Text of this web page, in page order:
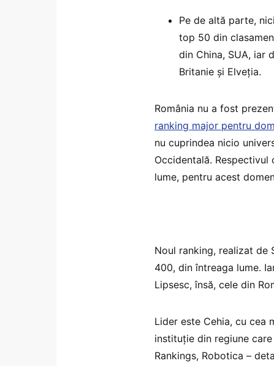
Pe de altă parte,
top 50 din
din China, SUA, iar
Britanie și Elveția.
România nu a fost
ranking major pentru
nu cuprindea nicio
Occidentală.
lume, pentru acest
Noul ranking, realizat de
400, din întreaga lume.
Lipsesc, însă, cele din
Lider este Cehia, cu cea
instituție din regiune
Rankings, Robotica –